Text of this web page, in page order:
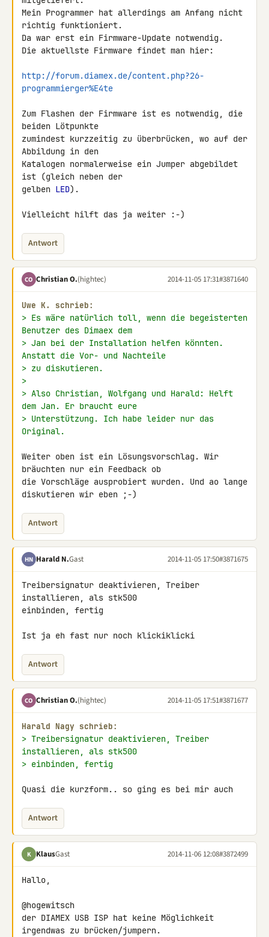
Mein Programmer hat allerdings am Anfang nicht
richtig funktioniert.
Da war erst ein Firmware-Update notwendig.
Die aktuellste Firmware findet man hier:
http://forum.diamex.de/content.php?26-
programmierger%E4te
Zum Flashen der Firmware ist es notwendig, die
beiden Lötpunkte
zumindest kurzzeitig zu überbrücken, wo auf der
Abbildung in den
Katalogen normalerweise ein Jumper abgebildet
ist (gleich neben der
gelben LED).
Vielleicht hilft das ja weiter :-)
Antwort
CO Christian O.(hightec) 2014-11-05 17:31#3871640
Uwe K. schrieb:
> Es wäre natürlich toll, wenn die begeisterten
Benutzer des Dimaex dem
> Jan bei der Installation helfen könnten.
Anstatt die Vor- und Nachteile
> zu diskutieren.
>
> Also Christian, Wolfgang und Harald: Helft
dem Jan. Er braucht eure
> Unterstützung. Ich habe leider nur das
Original.
Weiter oben ist ein Lösungsvorschlag. Wir
bräuchten nur ein Feedback ob
die Vorschläge ausprobiert wurden. Und ao lange
diskutieren wir eben ;-)
Antwort
HN Harald N.Gast 2014-11-05 17:50#3871675
Treibersignatur deaktivieren, Treiber
installieren, als stk500
einbinden, fertig
Ist ja eh fast nur noch klickiklicki
Antwort
CO Christian O.(hightec) 2014-11-05 17:51#3871677
Harald Nagy schrieb:
> Treibersignatur deaktivieren, Treiber
installieren, als stk500
> einbinden, fertig
Quasi die kurzform.. so ging es bei mir auch
Antwort
K KlausGast 2014-11-06 12:08#3872499
Hallo,
@hogewitsch
der DIAMEX USB ISP hat keine Möglichkeit
irgendwas zu brücken/jumpern.